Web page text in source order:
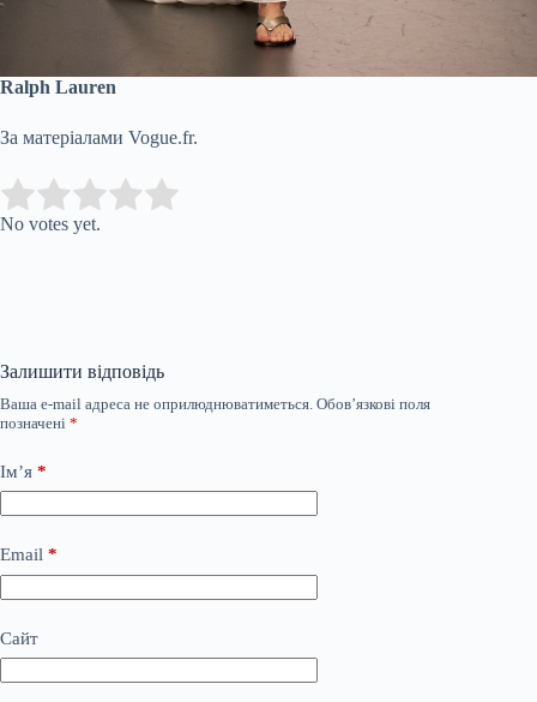
Ralph Lauren
За матеріалами Vogue.fr.
Rate this item:
No votes yet.
Залишити відповідь
Ваша e-mail адреса не оприлюднюватиметься. Обов’язкові поля
позначені *
Ім’я *
Email *
Сайт